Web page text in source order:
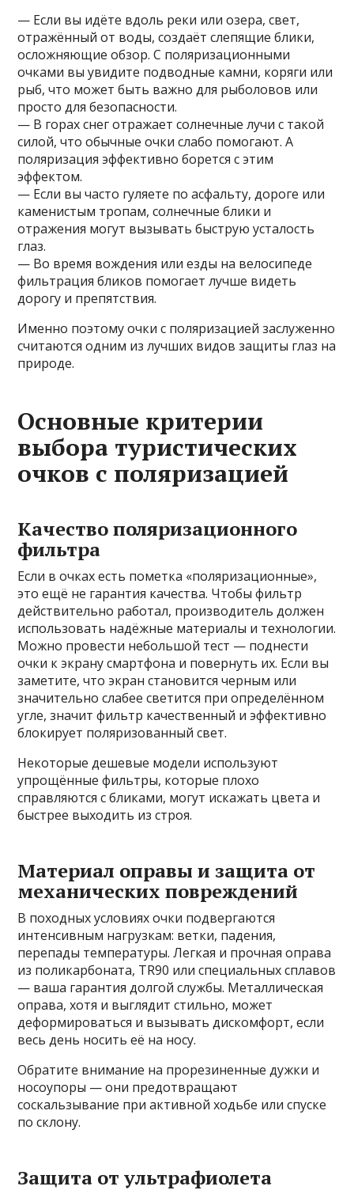
— Если вы идёте вдоль реки или озера, свет,
отражённый от воды, создаёт слепящие блики,
осложняющие обзор. С поляризационными
очками вы увидите подводные камни, коряги или
рыб, что может быть важно для рыболовов или
просто для безопасности.
— В горах снег отражает солнечные лучи с такой
силой, что обычные очки слабо помогают. А
поляризация эффективно борется с этим
эффектом.
— Если вы часто гуляете по асфальту, дороге или
каменистым тропам, солнечные блики и
отражения могут вызывать быструю усталость
глаз.
— Во время вождения или езды на велосипеде
фильтрация бликов помогает лучше видеть
дорогу и препятствия.
Именно поэтому очки с поляризацией заслуженно
считаются одним из лучших видов защиты глаз на
природе.
Основные критерии
выбора туристических
очков с поляризацией
Качество поляризационного
фильтра
Если в очках есть пометка «поляризационные»,
это ещё не гарантия качества. Чтобы фильтр
действительно работал, производитель должен
использовать надёжные материалы и технологии.
Можно провести небольшой тест — поднести
очки к экрану смартфона и повернуть их. Если вы
заметите, что экран становится черным или
значительно слабее светится при определённом
угле, значит фильтр качественный и эффективно
блокирует поляризованный свет.
Некоторые дешевые модели используют
упрощённые фильтры, которые плохо
справляются с бликами, могут искажать цвета и
быстрее выходить из строя.
Материал оправы и защита от
механических повреждений
В походных условиях очки подвергаются
интенсивным нагрузкам: ветки, падения,
перепады температуры. Легкая и прочная оправа
из поликарбоната, TR90 или специальных сплавов
— ваша гарантия долгой службы. Металлическая
оправа, хотя и выглядит стильно, может
деформироваться и вызывать дискомфорт, если
весь день носить её на носу.
Обратите внимание на прорезиненные дужки и
носоупоры — они предотвращают
соскальзывание при активной ходьбе или спуске
по склону.
Защита от ультрафиолета